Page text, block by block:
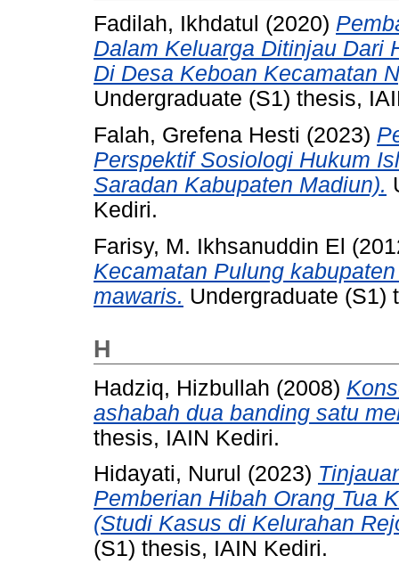
Fadilah, Ikhdatul (2020)
Dalam Keluarga Ditinjau Dari
Di Desa Keboan Kecamatan
Undergraduate (S1) thesis,
Falah, Grefena Hesti (2023)
Perspektif Sosiologi Hukum
Saradan Kabupaten Madiun).
Kediri.
Farisy, M. Ikhsanuddin El
Kecamatan Pulung
mawaris. Undergraduate (S1)
H
Hadziq, Hizbullah (2008)
ashabah dua banding satu
thesis, IAIN Kediri.
Hidayati, Nurul (2023)
Pemberian Hibah Orang Tua
(Studi Kasus di Kelurahan
(S1) thesis, IAIN Kediri.